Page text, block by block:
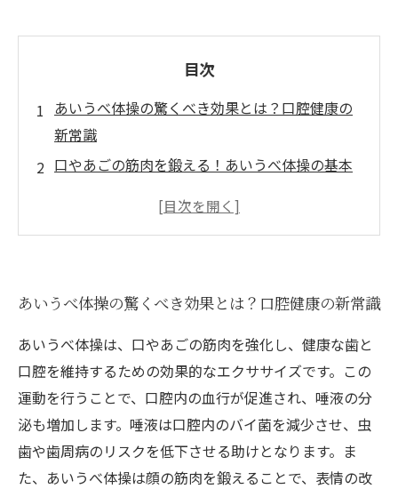
目次
あいうべ体操の驚くべき効果とは？口腔健康の
新常識
口やあごの筋肉を鍛える！あいうべ体操の基本
全身の健康にも影響大！口腔内の状態を整える
日常生活に取り入れるポイント！あいうべ体操
を続けるコツ
「あいうべ体操」で口腔ケアの新習慣を実現
健康な歯と口を守るために！あなたも今日から
できる運動
あいうべ体操の驚くべき効果とは？口腔健康の新常識
あいうべ体操は、口やあごの筋肉を強化し、健康な歯と
口腔を維持するための効果的なエクササイズです。この
運動を行うことで、口腔内の血行が促進され、唾液の分
泌も増加します。唾液は口腔内のバイ菌を減少させ、虫
歯や歯周病のリスクを低下させる助けとなります。ま
た、あいうべ体操は顔の筋肉を鍛えることで、表情の改